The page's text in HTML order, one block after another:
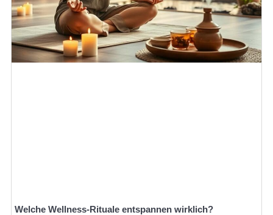
Welche Wellness-Rituale entspannen wirklich?